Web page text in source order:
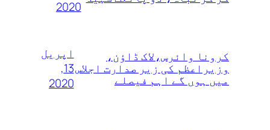
2020
کرونا وائرس،لاک ڈاؤن،
وزیراعظم کی زیر صدارت اجلاس
میں ہوں گے اہم فیصلے
اپریل
13,
2020